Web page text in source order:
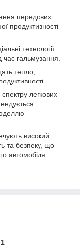
передових
продуктивності
технології
час гальмування.
тепло,
легкових
високий
та безпеку, що
автомобіля.